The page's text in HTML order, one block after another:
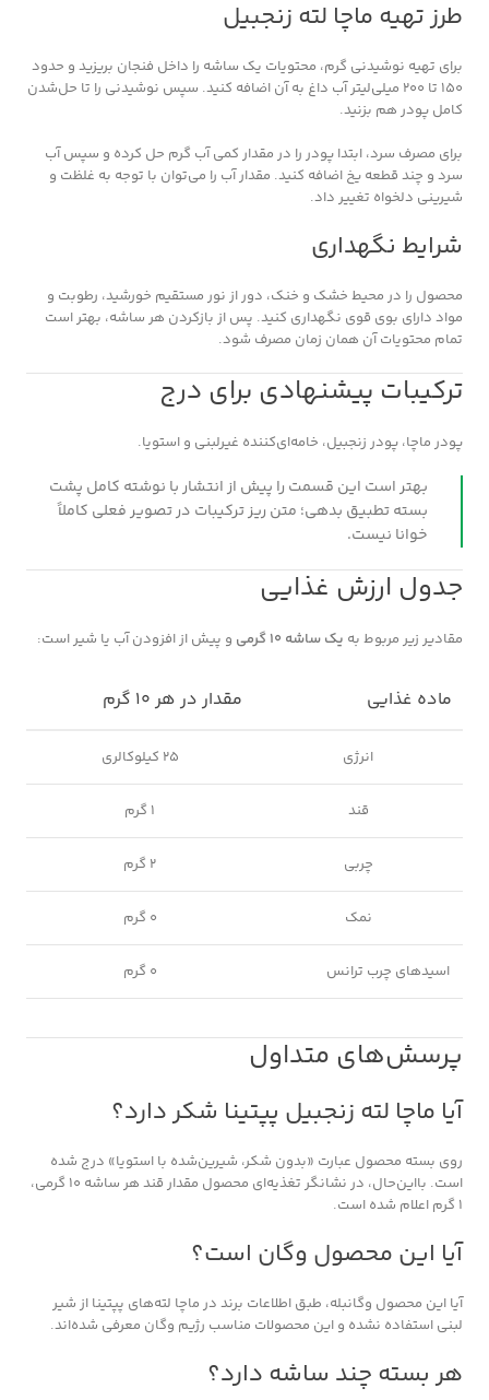
طرز تهیه ماچا لته زنجبیل
برای تهیه نوشیدنی گرم، محتویات یک ساشه را داخل فنجان بریزید و حدود
۱۵۰ تا ۲۰۰ میلی‌لیتر آب داغ به آن اضافه کنید. سپس نوشیدنی را تا حل‌شدن
کامل پودر هم بزنید.
برای مصرف سرد، ابتدا پودر را در مقدار کمی آب گرم حل کرده و سپس آب
سرد و چند قطعه یخ اضافه کنید. مقدار آب را می‌توان با توجه به غلظت و
شیرینی دلخواه تغییر داد.
شرایط نگهداری
محصول را در محیط خشک و خنک، دور از نور مستقیم خورشید، رطوبت و
مواد دارای بوی قوی نگهداری کنید. پس از بازکردن هر ساشه، بهتر است
تمام محتویات آن همان زمان مصرف شود.
ترکیبات پیشنهادی برای درج
پودر ماچا، پودر زنجبیل، خامه‌ای‌کننده غیرلبنی و استویا.
بهتر است این قسمت را پیش از انتشار با نوشته کامل پشت
بسته تطبیق بدهی؛ متن ریز ترکیبات در تصویر فعلی کاملاً
خوانا نیست.
جدول ارزش غذایی
مقادیر زیر مربوط به یک ساشه ۱۰ گرمی و پیش از افزودن آب یا شیر است:
ماده غذایی مقدار در هر ۱۰ گرم
انرژی ۲۵ کیلوکالری
قند ۱ گرم
چربی ۲ گرم
نمک ۰ گرم
اسیدهای چرب ترانس ۰ گرم
پرسش‌های متداول
آیا ماچا لته زنجبیل پپتینا شکر دارد؟
روی بسته محصول عبارت «بدون شکر، شیرین‌شده با استویا» درج شده
است. بااین‌حال، در نشانگر تغذیه‌ای محصول مقدار قند هر ساشه ۱۰ گرمی،
۱ گرم اعلام شده است.
آیا این محصول وگان است؟
آیا این محصول وگانبله، طبق اطلاعات برند در ماچا لته‌های پپتینا از شیر
لبنی استفاده نشده و این محصولات مناسب رژیم وگان معرفی شده‌اند.
هر بسته چند ساشه دارد؟